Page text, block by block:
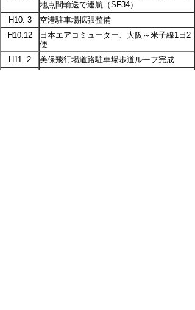
地点間輸送で運航（SF34）
H10. 3
空港駐車場拡張整備
H10.12
日本エアコミューター、大阪～米子線1日2
便
H11. 2
美保飛行場道路駐車場歩道ルーフ完成